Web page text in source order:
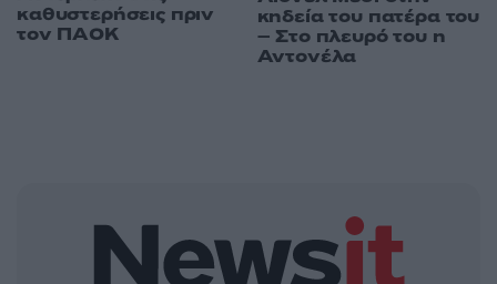
καθυστερήσεις πριν
τον ΠΑΟΚ
κηδεία του πατέρα του
– Στο πλευρό του η
Αντονέλα